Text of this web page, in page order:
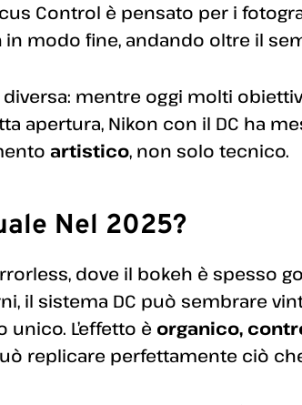
Control è pensato per i
in modo fine, andando oltre il
diversa: mentre oggi molti
apertura, Nikon con il DC ha
artistico, non solo tecnico.
Nel 2025?
dove il bokeh è spesso
il sistema DC può sembrare
L’effetto è organico,
replicare perfettamente ciò